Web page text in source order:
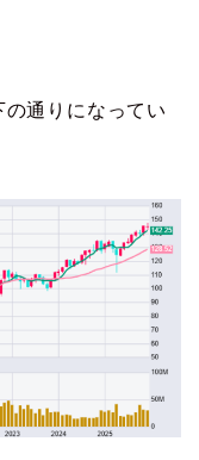
通りになってい